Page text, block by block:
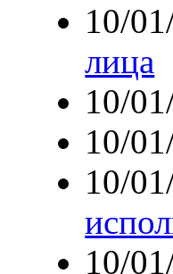
10/
лица
10/
10/
10/
10/